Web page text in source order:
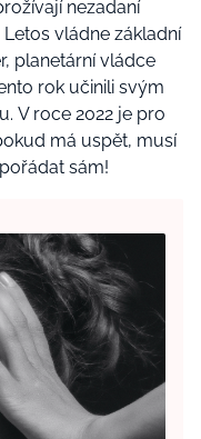
nezadaní
vládne základní
planetární vládce
rok učinili svým
V roce 2022 je pro
má uspět, musí
sám!